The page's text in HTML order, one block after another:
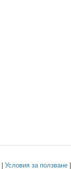
Условия за ползване